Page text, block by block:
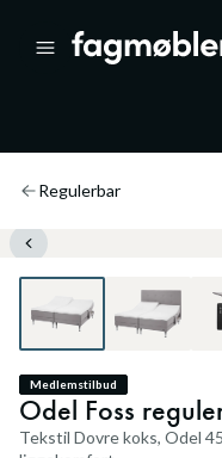
Regulerbar
Medlemstilbud
Odel Foss
Tekstil Dovre koks, Odel